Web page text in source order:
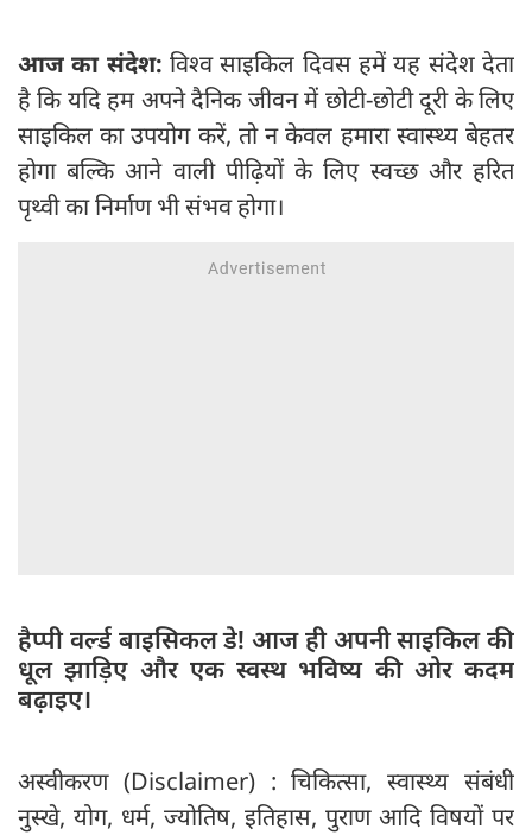
आज का संदेश: विश्व साइकिल दिवस हमें यह संदेश देता
है कि यदि हम अपने दैनिक जीवन में छोटी-छोटी दूरी के लिए
साइकिल का उपयोग करें, तो न केवल हमारा स्वास्थ्य बेहतर
होगा बल्कि आने वाली पीढ़ियों के लिए स्वच्छ और हरित
पृथ्वी का निर्माण भी संभव होगा।
हैप्पी वर्ल्ड बाइसिकल डे! आज ही अपनी साइकिल की
धूल झाड़िए और एक स्वस्थ भविष्य की ओर कदम
बढ़ाइए।
अस्वीकरण (Disclaimer) : चिकित्सा, स्वास्थ्य संबंधी
नुस्खे, योग, धर्म, ज्योतिष, इतिहास, पुराण आदि विषयों पर